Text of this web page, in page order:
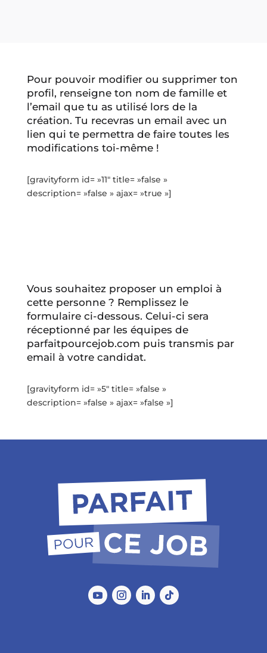
Pour pouvoir modifier ou supprimer ton
profil, renseigne ton nom de famille et
l’email que tu as utilisé lors de la
création. Tu recevras un email avec un
lien qui te permettra de faire toutes les
modifications toi-même !
[gravityform id= »11″ title= »false »
description= »false » ajax= »true »]
Vous souhaitez proposer un emploi à
cette personne ? Remplissez le
formulaire ci-dessous. Celui-ci sera
réceptionné par les équipes de
parfaitpourcejob.com puis transmis par
email à votre candidat.
[gravityform id= »5″ title= »false »
description= »false » ajax= »false »]